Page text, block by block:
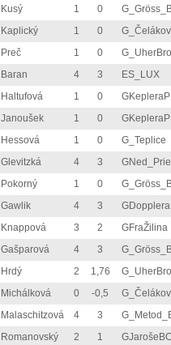
Kusý 1 0
Kaplický 1 0
G_Čelákov
Preč 1 0
Baran 4 3
ES_LUX
Haltufová 1 0
Janoušek 1 0
Hessová 1 0
G_Teplice
Glevitzká 4 3
Pokorný 1 0
Gawlik 4 3
Knappová 3 2
GFraŽilina
Gašparová 4 3
Hrdý 2 1,76
Michálková 0 -0,5
G_Čelákov
Malaschitzová 4 3
Romanovský 2 1